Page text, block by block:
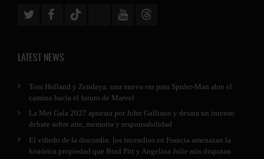
LATEST NEWS
Tom Holland y Zendaya: una nueva era para Spider-Man abre el
camino hacia el futuro de Marvel
La Met Gala 2027 apuesta por John Galliano y desata un intenso
debate sobre arte, memoria y responsabilidad
El viñedo de la discordia: los incendios en Francia amenazan la
histórica propiedad que Brad Pitt y Angelina Jolie aún disputan